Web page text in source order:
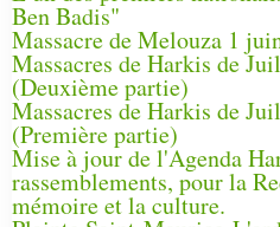
Ben Badis"
Massacre de Melouza 1
Massacres de Harkis de
(Deuxième partie)
Massacres de Harkis de
(Première partie)
Mise à jour de l'Agenda
rassemblements, pour la
mémoire et la culture.